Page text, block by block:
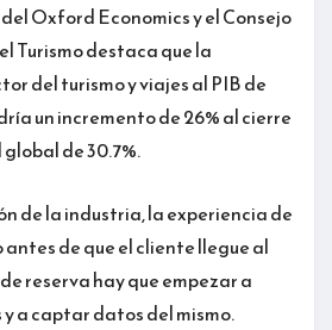
Oxford Economics y el Consejo
Turismo destaca que la
del turismo y viajes al PIB de
un incremento de 26% al cierre
de 30.7%.
de la industria, la experiencia de
antes de que el cliente llegue al
reserva hay que empezar a
y a captar datos del mismo.